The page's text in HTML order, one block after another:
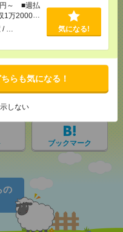
円～ ■週払
万2000円
… 気になる!
ちらも気になる！
しない
ジへ
！
ブックマーク
の